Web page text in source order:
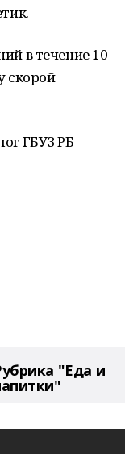
в течение 10
скорой
ГБУЗ РБ
"Еда и